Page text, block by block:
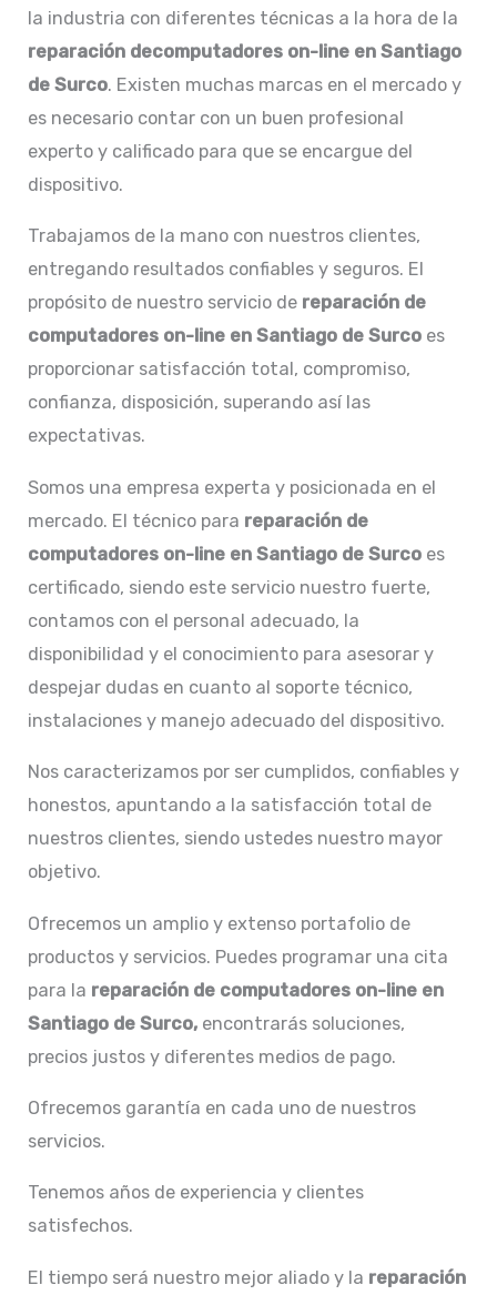
la industria con diferentes técnicas a la hora de la
reparación decomputadores on-line en Santiago
de Surco. Existen muchas marcas en el mercado y
es necesario contar con un buen profesional
experto y calificado para que se encargue del
dispositivo.
Trabajamos de la mano con nuestros clientes,
entregando resultados confiables y seguros. El
propósito de nuestro servicio de reparación de
computadores on-line en Santiago de Surco es
proporcionar satisfacción total, compromiso,
confianza, disposición, superando así las
expectativas.
Somos una empresa experta y posicionada en el
mercado. El técnico para reparación de
computadores on-line en Santiago de Surco es
certificado, siendo este servicio nuestro fuerte,
contamos con el personal adecuado, la
disponibilidad y el conocimiento para asesorar y
despejar dudas en cuanto al soporte técnico,
instalaciones y manejo adecuado del dispositivo.
Nos caracterizamos por ser cumplidos, confiables y
honestos, apuntando a la satisfacción total de
nuestros clientes, siendo ustedes nuestro mayor
objetivo.
Ofrecemos un amplio y extenso portafolio de
productos y servicios. Puedes programar una cita
para la reparación de computadores on-line en
Santiago de Surco, encontrarás soluciones,
precios justos y diferentes medios de pago.
Ofrecemos garantía en cada uno de nuestros
servicios.
Tenemos años de experiencia y clientes
satisfechos.
El tiempo será nuestro mejor aliado y la reparación